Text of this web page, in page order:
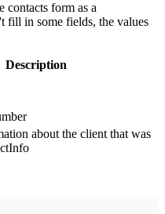
contacts form as a
fill in some fields, the values
Description
about the client that was